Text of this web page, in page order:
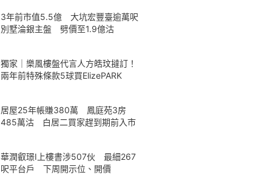
3年前市值5.5億 大坑宏豐臺逾萬呎
別墅淪銀主盤 劈價至1.9億沽
獨家｜樂風樓盤代言人方皓玟撻訂！
兩年前特殊條款5球買ElizePARK
居屋25年帳賺380萬 鳳庭苑3房
485萬沽 白居二買家趕到期前入市
華潤叡璟I上樓書涉507伙 最細267
呎平台戶 下周開示位、開價